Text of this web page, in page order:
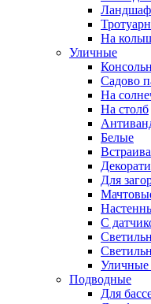
На
Уличные
Садово
На
На столб
Белые
Для
С
Уличные
Подводные
Для